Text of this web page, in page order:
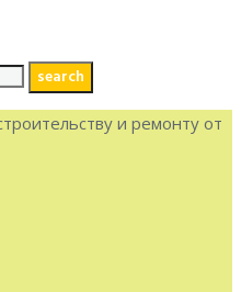
search
и ремонту от